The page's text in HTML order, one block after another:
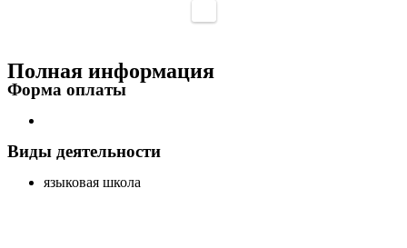
Полная информация
Форма оплаты
Виды деятельности
языковая школа